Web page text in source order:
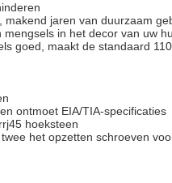
jaren van duurzaam
in het decor van uw
goed, maakt de standaard
ontmoet EIA/TIA-specificaties
hoeksteen
het opzetten schroeven